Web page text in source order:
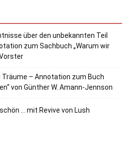
über den unbekannten Teil
zum Sachbuch „Warum wir
– Annotation zum Buch
von Günther W. Amann-Jennson
… mit Revive von Lush